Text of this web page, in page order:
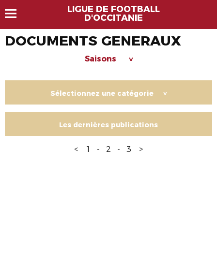
LIGUE DE FOOTBALL
D'OCCITANIE
DOCUMENTS GENERAUX
Saisons >
Sélectionnez une catégorie >
Les dernières publications
< 1 - 2 - 3 >